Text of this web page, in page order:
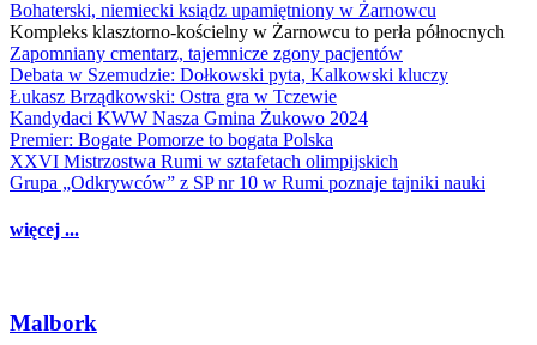
Bohaterski, niemiecki ksiądz upamiętniony w Żarnowcu
Kompleks klasztorno-kościelny w Żarnowcu to perła północnych
Zapomniany cmentarz, tajemnicze zgony pacjentów
Debata w Szemudzie: Dołkowski pyta, Kalkowski kluczy
Łukasz Brządkowski: Ostra gra w Tczewie
Kandydaci KWW Nasza Gmina Żukowo 2024
Premier: Bogate Pomorze to bogata Polska
XXVI Mistrzostwa Rumi w sztafetach olimpijskich
Grupa „Odkrywców” z SP nr 10 w Rumi poznaje tajniki nauki
więcej ...
Malbork